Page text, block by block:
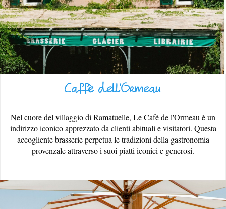
TERRA D’ACCOGLIENZA
Caffè dell'Ormeau
Nel cuore del villaggio di Ramatuelle, Le Café de l'Ormeau è un
indirizzo iconico apprezzato da clienti abituali e visitatori. Questa
accogliente brasserie perpetua le tradizioni della gastronomia
provenzale attraverso i suoi piatti iconici e generosi.